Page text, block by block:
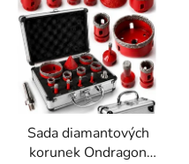
Sada diamantových
korunek Ondragon